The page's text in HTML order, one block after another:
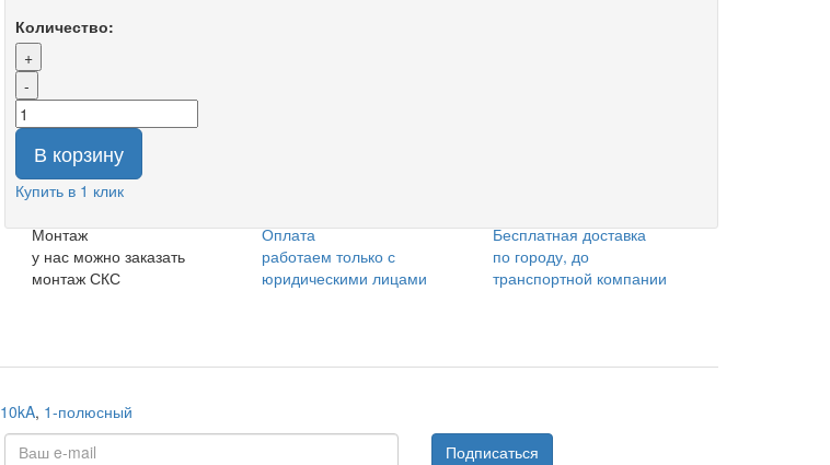
Количество:
+
-
В корзину
Купить в 1 клик
Монтаж
у нас можно заказать
монтаж СКС
Оплата
работаем только с
юридическими лицами
Бесплатная доставка
по городу, до
транспортной компании
10kA, 1-полюсный
Подписаться